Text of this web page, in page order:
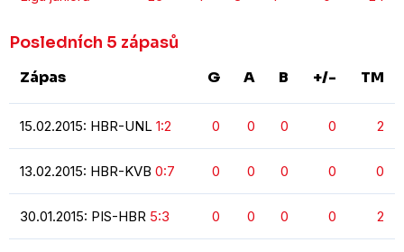
Posledních 5 zápasů
Zápas G A B +/- TM
15.02.2015: HBR-UNL 1:2 0 0 0 0 2
13.02.2015: HBR-KVB 0:7 0 0 0 0 0
30.01.2015: PIS-HBR 5:3 0 0 0 0 2